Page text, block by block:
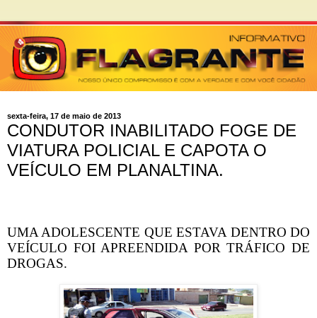
sexta-feira, 17 de maio de 2013
CONDUTOR INABILITADO FOGE DE
VIATURA POLICIAL E CAPOTA O
VEÍCULO EM PLANALTINA.
UMA ADOLESCENTE QUE ESTAVA DENTRO DO
VEÍCULO FOI APREENDIDA POR TRÁFICO DE
DROGAS.